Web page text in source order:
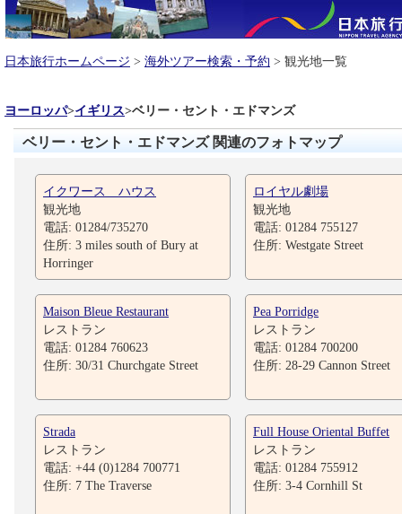
日本旅行ホームページ > 海外ツアー検索・予約 > 観光地一覧
ヨーロッパ>イギリス>ベリー・セント・エドマンズ
ベリー・セント・エドマンズ 関連のフォトマップ
イクワース ハウス
観光地
電話: 01284/735270
住所: 3 miles south of Bury at
Horringer
ロイヤル劇場
観光地
電話: 01284 755127
住所: Westgate Street
Maison Bleue Restaurant
レストラン
電話: 01284 760623
住所: 30/31 Churchgate Street
Pea Porridge
レストラン
電話: 01284 700200
住所: 28-29 Cannon Street
Strada
レストラン
電話: +44 (0)1284 700771
住所: 7 The Traverse
Full House Oriental Buffet
レストラン
電話: 01284 755912
住所: 3-4 Cornhill St